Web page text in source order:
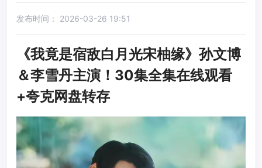
发布时间： 2026-03-26 19:51
《我竟是宿敌白月光宋柚缘》孙文博
＆李雪丹主演！30集全集在线观看
+夸克网盘转存